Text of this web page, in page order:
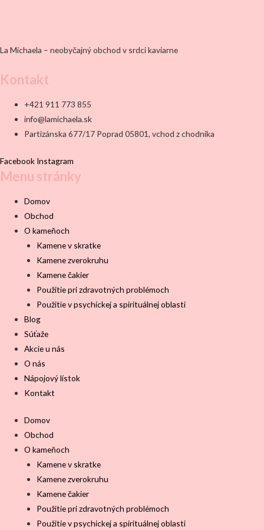
La Michaela – neobyčajný obchod v srdci kaviarne
Kontakt
+421 911 773 855
info@lamichaela.sk
Partizánska 677/17 Poprad 05801, vchod z chodníka
Facebook Instagram
Menu stránky
Domov
Obchod
O kameňoch
Kamene v skratke
Kamene zverokruhu
Kamene čakier
Použitie pri zdravotných problémoch
Použitie v psychickej a spirituálnej oblasti
Blog
Súťaže
Akcie u nás
O nás
Nápojový lístok
Kontakt
Domov
Obchod
O kameňoch
Kamene v skratke
Kamene zverokruhu
Kamene čakier
Použitie pri zdravotných problémoch
Použitie v psychickej a spirituálnej oblasti